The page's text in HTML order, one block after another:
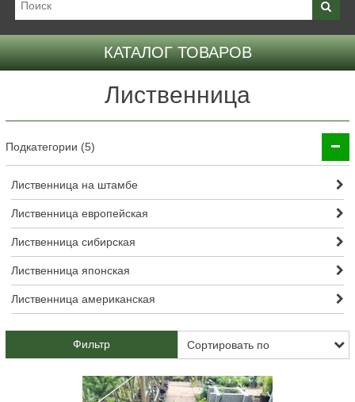
КАТАЛОГ ТОВАРОВ
Лиственница
Подкатегории (5)
Лиственница на штамбе
Лиственница европейская
Лиственница сибирская
Лиственница японская
Лиственница американская
Фильтр